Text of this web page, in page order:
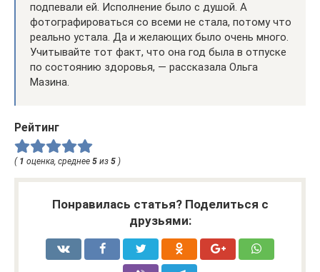
подпевали ей. Исполнение было с душой. А
фотографироваться со всеми не стала, потому что
реально устала. Да и желающих было очень много.
Учитывайте тот факт, что она год была в отпуске
по состоянию здоровья, — рассказала Ольга
Мазина.
Рейтинг
( 1 оценка, среднее 5 из 5 )
Понравилась статья? Поделиться с
друзьями: